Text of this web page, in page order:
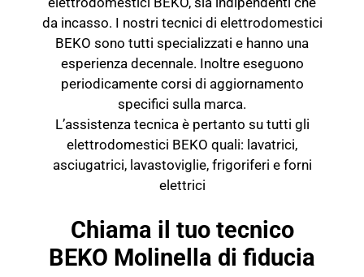
da incasso. I nostri tecnici di elettrodomestici
BEKO sono tutti specializzati e hanno una
esperienza decennale. Inoltre eseguono
periodicamente corsi di aggiornamento
specifici sulla marca.
L’assistenza tecnica è pertanto su tutti gli
elettrodomestici BEKO quali: lavatrici,
asciugatrici, lavastoviglie, frigoriferi e forni
elettrici
Chiama il tuo tecnico
BEKO Molinella di fiducia